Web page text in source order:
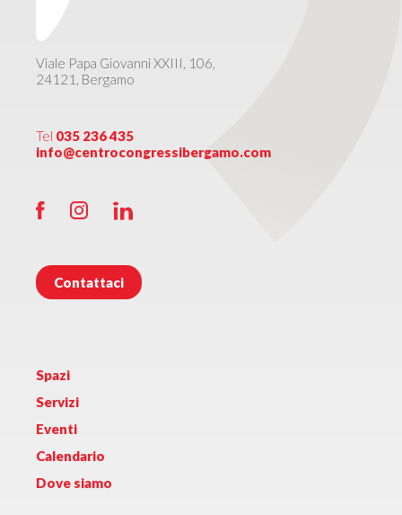
Viale Papa Giovanni XXIII, 106,
24121, Bergamo
Tel 035 236 435
info@centrocongressibergamo.com
Contattaci
Spazi
Servizi
Eventi
Calendario
Dove siamo